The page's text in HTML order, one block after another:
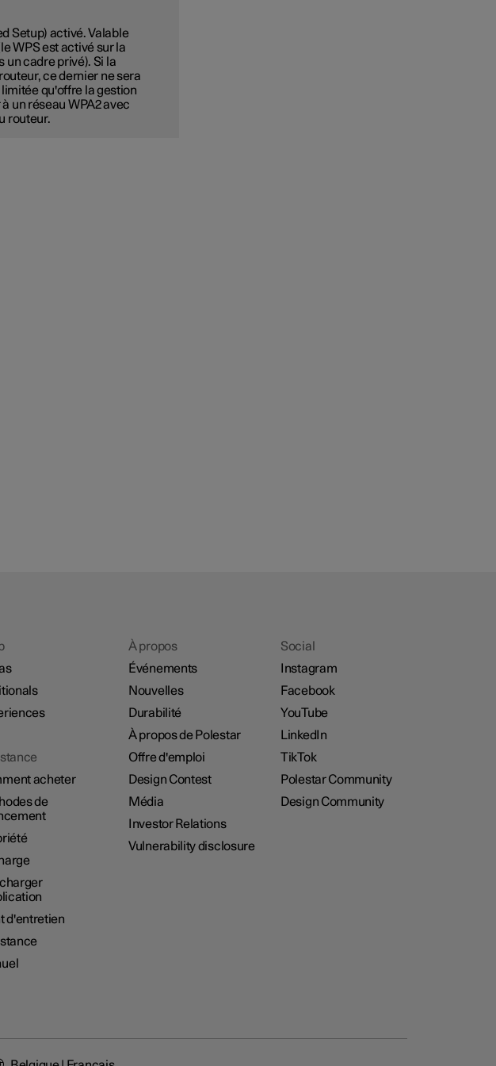
Setup) activé. Valable
WPS est activé sur la
un cadre privé). Si la
ce dernier ne sera
qu'offre la gestion
un réseau WPA2 avec
routeur.
acheter
de
d'entretien
À propos
Événements
Nouvelles
Durabilité
À propos de Polestar
Offre d'emploi
Design Contest
Média
Investor Relations
Vulnerability disclosure
Social
Instagram
Facebook
YouTube
LinkedIn
TikTok
Polestar Community
Design Community